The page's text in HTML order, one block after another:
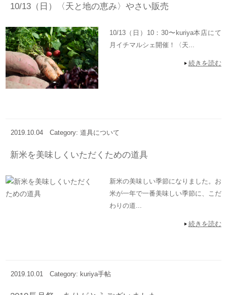
10/13（日）〈天と地の恵み〉やさい販売
10/13（日）10：30〜kuriya本店にて
月イチマルシェ開催！〈天...
続きを読む
2019.10.04 Category: 道具について
新米を美味しくいただくための道具
新米の美味しい季節になりました。お
米が一年で一番美味しい季節に、こだ
わりの道...
続きを読む
2019.10.01 Category: kuriya手帖